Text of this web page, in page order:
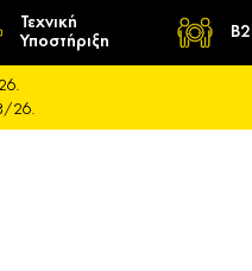
Τεχνική
Υποστήριξη
26.